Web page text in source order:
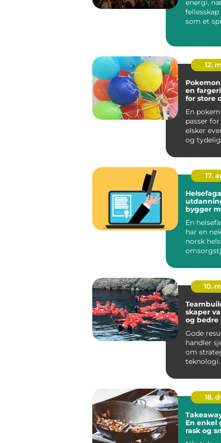
energi,
som et
12.
en
for store
En
passer
elsker
og
17.
utdanning
bygger
En
har en
norsk
jobber ...
10.
skaper
og bedre
Gode
handler
om
stoler på...
18.
En enkel
rask og